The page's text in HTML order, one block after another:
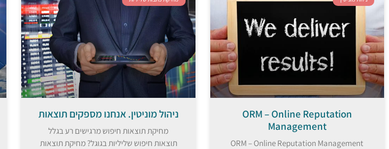
ORM – Online Reputation
Management
ORM – Online Reputation Management
ניהול מוניטין. אנחנו מספקים תוצאות
מחיקת תוצאות חיפוש מרגישים רע בגלל
תוצאות חיפוש שליליות בגוגל? מחיקת תוצאות